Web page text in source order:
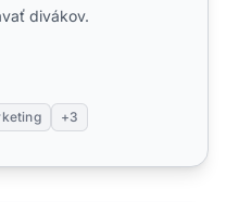
divákov.
+3